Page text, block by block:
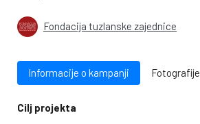
Fondacija tuzlanske zajednice
Informacije o kampanji Fotografije
Cilj projekta